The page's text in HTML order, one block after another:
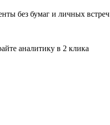
без бумаг и личных встреч
аналитику в 2 клика